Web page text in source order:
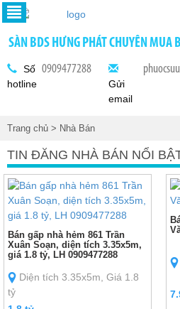
SÀN BDS HƯNG PHÁT CHUYÊN MUA
Số
hotline
0909477288
Gửi
email
Trang chủ > Nhà Bán
TIN ĐĂNG NHÀ BÁN NỔI
Bán gấp nhà hẻm 861 Trần
Xuân Soạn, diện tích 3.35x5m,
giá 1.8 tỷ, LH 0909477288
Diện tích 3.35x5m, Giá 1.8
tỷ